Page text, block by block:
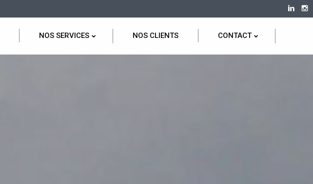
NOS SERVICES NOS CLIENTS CONTACT